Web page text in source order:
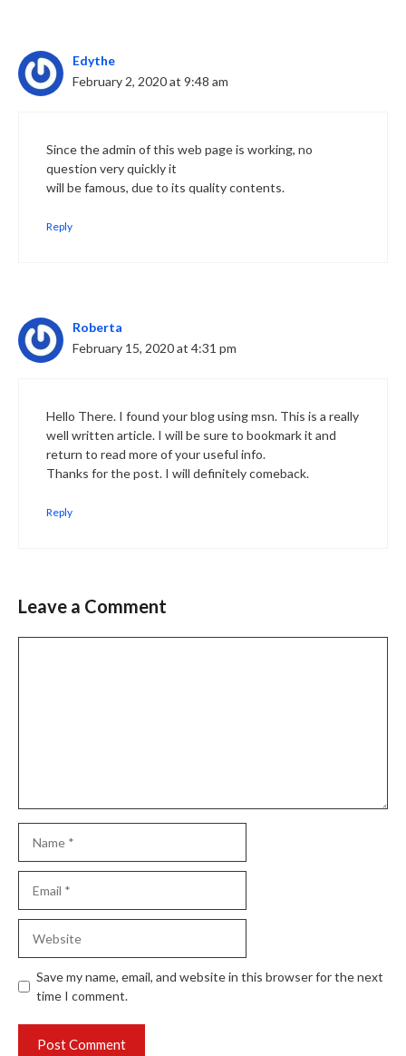
Edythe
February 2, 2020 at 9:48 am
Since the admin of this web page is working, no
question very quickly it
will be famous, due to its quality contents.
Reply
Roberta
February 15, 2020 at 4:31 pm
Hello There. I found your blog using msn. This is a really
well written article. I will be sure to bookmark it and
return to read more of your useful info.
Thanks for the post. I will definitely comeback.
Reply
Leave a Comment
Save my name, email, and website in this browser for the next
time I comment.